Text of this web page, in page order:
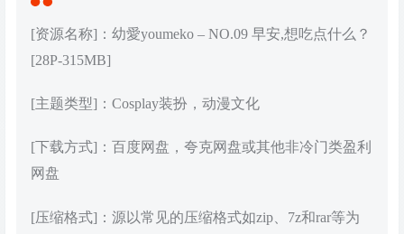
[资源名称]：幼愛youmeko – NO.09 早安,想吃点什么？
[28P-315MB]
[主题类型]：Cosplay装扮，动漫文化
[下载方式]：百度网盘，夸克网盘或其他非冷门类盈利
网盘
[压缩格式]：源以常见的压缩格式如zip、7z和rar等为